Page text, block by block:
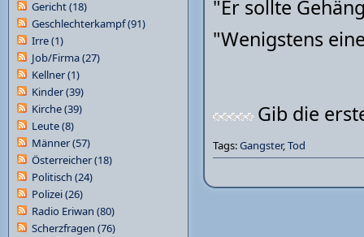
"Er sollte
"Wenigstens
Gib die
Tags:Gangster,Tod
Gericht(18)
Geschlechterkampf(91)
Irre(1)
Job/Firma(27)
Kellner(1)
Kinder(39)
Kirche(39)
Leute(8)
Männer(57)
Österreicher(18)
Politisch (24)
Polizei(26)
Radio Eriwan (80)
Scherzfragen (76)